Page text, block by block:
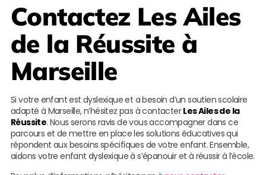
Contactez Les Ailes
de la Réussite à
Marseille
Si votre enfant est dyslexique et a besoin d’un soutien scolaire
adapté à Marseille, n’hésitez pas à contacterLes Ailes de la
Réussite. Nous serons ravis de vous accompagner dans ce
parcours et de mettre en place les solutions éducatives qui
répondent aux besoins spécifiques de votre enfant. Ensemble,
aidons votre enfant dyslexique à s’épanouir et à réussir à l’école.